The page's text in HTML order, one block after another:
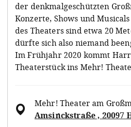
der denkmalgeschützten
Konzerte, Shows und
des Theaters sind etwa 20
dürfte sich also niemand
Im Frühjahr 2020 kommt
Theaterstück ins Mehr!
Mehr! Theater am
Amsinckstraße , 20097